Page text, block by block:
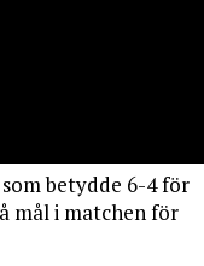
betydde 6-4 för
mål i matchen för